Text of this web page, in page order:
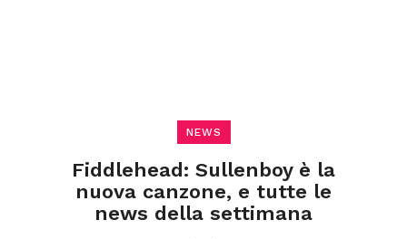
NEWS
Fiddlehead: Sullenboy è la
nuova canzone, e tutte le
news della settimana